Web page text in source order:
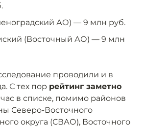
АО) — 9 млн руб.
(Восточный АО) — 9 млн
проводили и в
С тех пор рейтинг заметно
в списке, помимо районов
Северо-Восточного
округа (СВАО), Восточного